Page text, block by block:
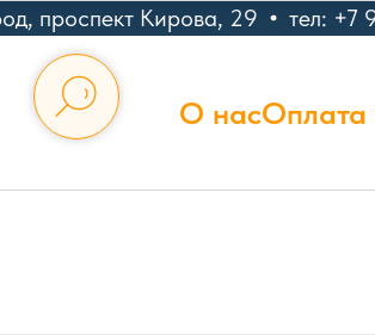
проспект Кирова, 29 тел: +7
О насОплата